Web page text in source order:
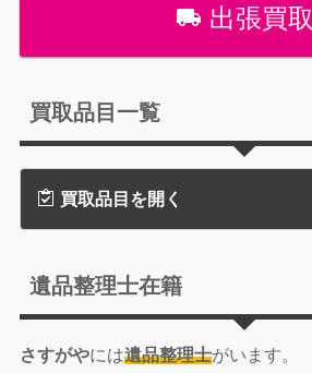
出張買取
買取品目一覧
買取品目を開く
遺品整理士在籍
さすがやには遺品整理士がいます。